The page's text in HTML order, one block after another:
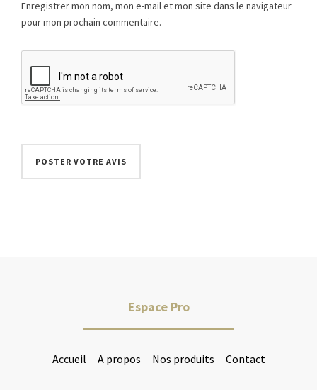
Enregistrer mon nom, mon e-mail et mon site dans le navigateur
pour mon prochain commentaire.
Espace Pro
Accueil A propos Nos produits Contact